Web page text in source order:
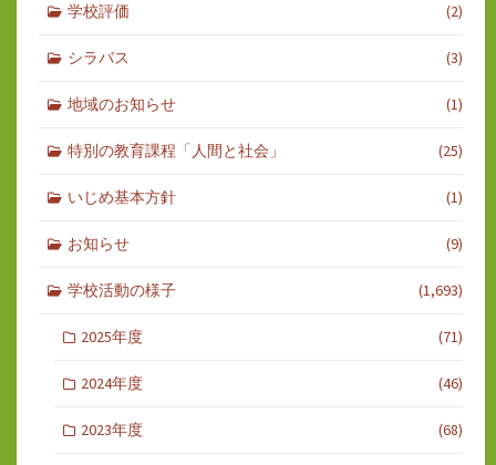
学校評価 (2)
シラバス (3)
地域のお知らせ (1)
特別の教育課程「人間と社会」 (25)
いじめ基本方針 (1)
お知らせ (9)
学校活動の様子 (1,693)
2025年度 (71)
2024年度 (46)
2023年度 (68)